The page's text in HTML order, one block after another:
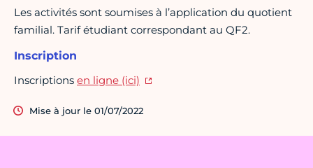
Les activités sont soumises à l’application du quotient
familial. Tarif étudiant correspondant au QF2.
Inscription
Inscriptions en ligne (ici)
Mise à jour le 01/07/2022